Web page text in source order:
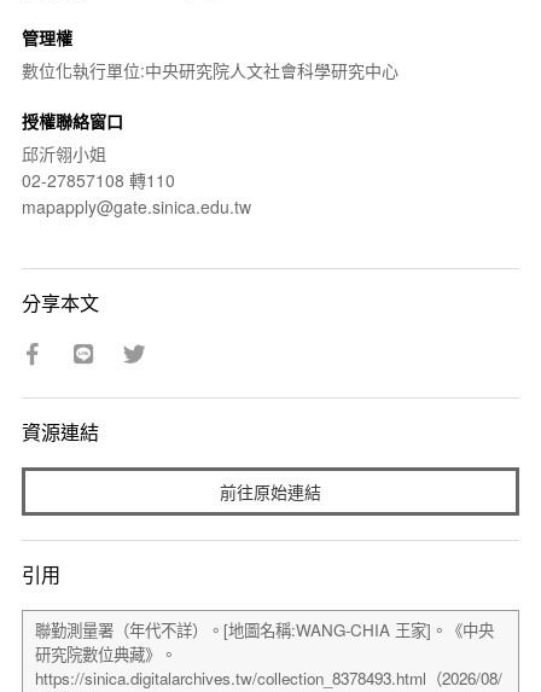
管理權
數位化執行單位:中央研究院人文社會科學研究中心
授權聯絡窗口
邱沂翎小姐
02-27857108 轉110
mapapply@gate.sinica.edu.tw
分享本文
資源連結
前往原始連結
引用